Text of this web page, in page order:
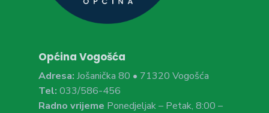
Općina Vogošća
Adresa: Jošanička 80 • 71320 Vogošća
Tel: 033/586-456
Radno vrijeme Ponedjeljak – Petak, 8:00 –